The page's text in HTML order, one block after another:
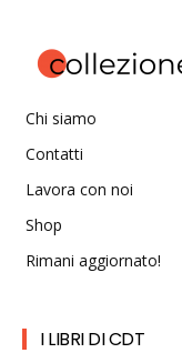
Chi siamo
Contatti
Lavora con noi
Shop
Rimani aggiornato!
I LIBRI DI CDT